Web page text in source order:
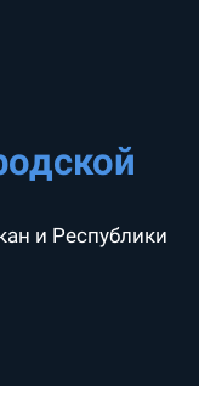
и Республики